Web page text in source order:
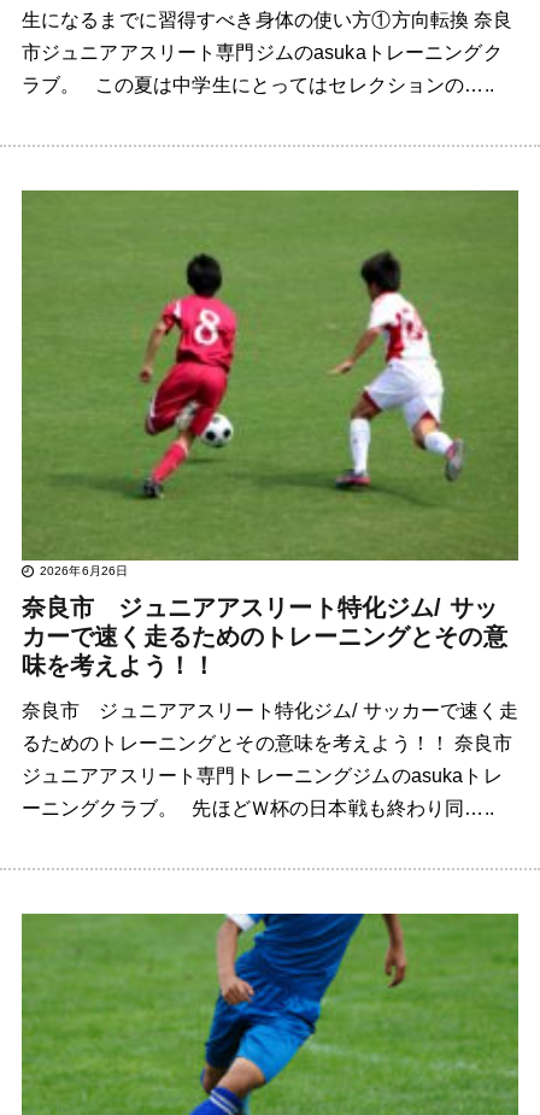
生になるまでに習得すべき身体の使い方①方向転換 奈良
市ジュニアアスリート専門ジムのasukaトレーニングク
ラブ。 この夏は中学生にとってはセレクションの…..
2026年6月26日
奈良市 ジュニアアスリート特化ジム/ サッ
カーで速く走るためのトレーニングとその意
味を考えよう！！
奈良市 ジュニアアスリート特化ジム/ サッカーで速く走
るためのトレーニングとその意味を考えよう！！ 奈良市
ジュニアアスリート専門トレーニングジムのasukaトレ
ーニングクラブ。 先ほどＷ杯の日本戦も終わり同…..